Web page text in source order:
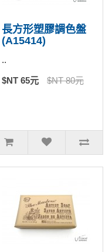
長方形塑膠調色盤
(A15414)
..
$NT 65元 $NT 80元